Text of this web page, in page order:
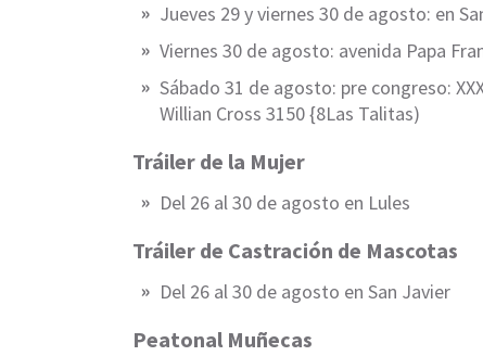
Jueves 29 y viernes 30 de agosto: en
Viernes 30 de agosto: avenida Papa
Sábado 31 de agosto: pre congreso:
Willian Cross 3150 {8Las Talitas)
Tráiler de la Mujer
Del 26 al 30 de agosto en Lules
Tráiler de Castración de Mascotas
Del 26 al 30 de agosto en San Javier
Peatonal Muñecas